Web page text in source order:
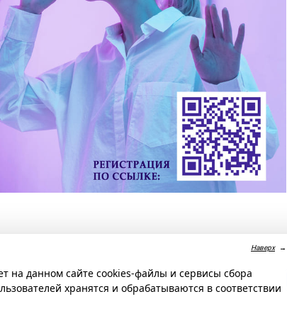
Наверх →
на данном сайте cookies-файлы и сервисы сбора
хранятся и обрабатываются в соответствии